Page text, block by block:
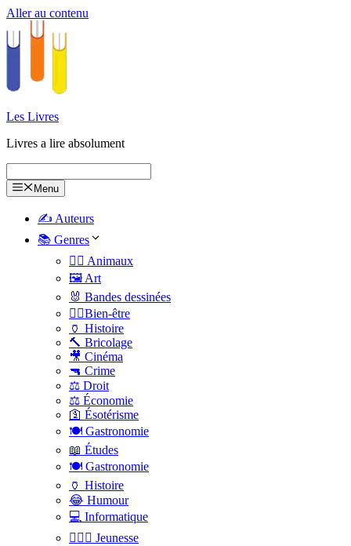
Aller au contenu
Les Livres
Livres a lire absolument
Menu
✍️ Auteurs
📚 Genres
🐕‍🦺 Animaux
🖼️ Art
🐰 Bandes dessinées
🧑‍⚕️Bien-être
🏺 Histoire
🔨 Bricolage
🎥 Cinéma
🔫 Crime
⚖️ Droit
⚖️ Économie
🛐 Ésotérisme
🍽️ Gastronomie
📖 Études
🍽️ Gastronomie
🏺 Histoire
😂 Humour
💻 Informatique
🤸🏽‍♀️ Jeunesse